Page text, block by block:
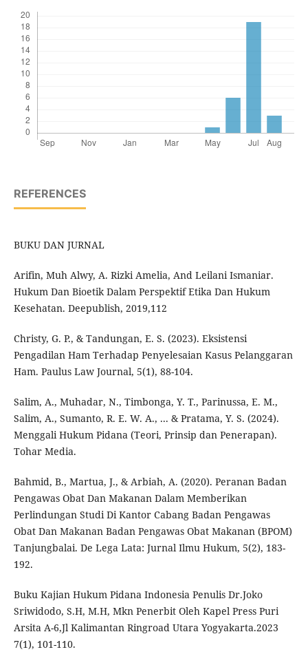
REFERENCES
BUKU DAN JURNAL
Arifin, Muh Alwy, A. Rizki Amelia, And Leilani Ismaniar.
Hukum Dan Bioetik Dalam Perspektif Etika Dan Hukum
Kesehatan. Deepublish, 2019,112
Christy, G. P., & Tandungan, E. S. (2023). Eksistensi
Pengadilan Ham Terhadap Penyelesaian Kasus Pelanggaran
Ham. Paulus Law Journal, 5(1), 88-104.
Salim, A., Muhadar, N., Timbonga, Y. T., Parinussa, E. M.,
Salim, A., Sumanto, R. E. W. A., ... & Pratama, Y. S. (2024).
Menggali Hukum Pidana (Teori, Prinsip dan Penerapan).
Tohar Media.
Bahmid, B., Martua, J., & Arbiah, A. (2020). Peranan Badan
Pengawas Obat Dan Makanan Dalam Memberikan
Perlindungan Studi Di Kantor Cabang Badan Pengawas
Obat Dan Makanan Badan Pengawas Obat Makanan (BPOM)
Tanjungbalai. De Lega Lata: Jurnal Ilmu Hukum, 5(2), 183-
192.
Buku Kajian Hukum Pidana Indonesia Penulis Dr.Joko
Sriwidodo, S.H, M.H, Mkn Penerbit Oleh Kapel Press Puri
Arsita A-6,Jl Kalimantan Ringroad Utara Yogyakarta.2023
7(1), 101-110.